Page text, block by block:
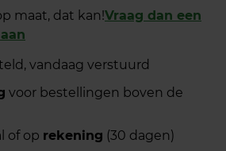
maat, dat kan!Vraag dan een
vandaag verstuurd
voor bestellingen boven de
of op rekening (30 dagen)